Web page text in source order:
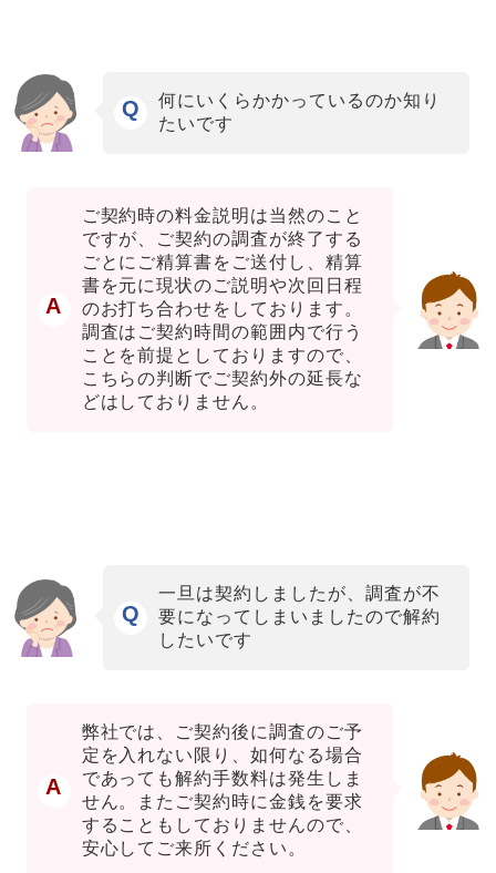
Q
何にいくらかかっているのか知り
たいです
A
ご契約時の料金説明は当然のこと
ですが、ご契約の調査が終了する
ごとにご精算書をご送付し、精算
書を元に現状のご説明や次回日程
のお打ち合わせをしております。
調査はご契約時間の範囲内で行う
ことを前提としておりますので、
こちらの判断でご契約外の延長な
どはしておりません。
Q
一旦は契約しましたが、調査が不
要になってしまいましたので解約
したいです
A
弊社では、ご契約後に調査のご予
定を入れない限り、如何なる場合
であっても解約手数料は発生しま
せん。またご契約時に金銭を要求
することもしておりませんので、
安心してご来所ください。